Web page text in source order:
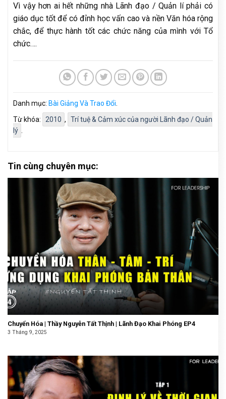
Vì vậy hơn ai hết những nhà Lãnh đạo / Quản lí phải có
giáo dục tốt để có đỉnh học vấn cao và nền Văn hóa rộng
chắc, để thực hành tốt các chức năng của mình với Tổ
chức….
Danh mục: Bài Giảng Và Trao Đổi
Từ khóa:
2010 ,
Trí tuệ & Cảm xúc của người Lãnh đạo / Quản
lý
Tin cùng chuyên mục:
Chuyển Hóa | Thầy Nguyễn Tất Thịnh | Lãnh Đạo Khai Phóng EP4
3 Tháng 9, 2025